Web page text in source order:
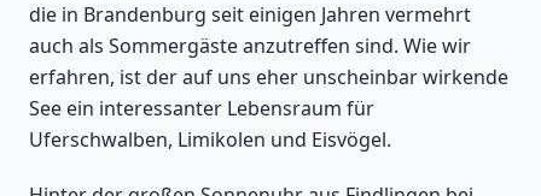
die in Brandenburg seit einigen Jahren vermehrt
auch als Sommergäste anzutreffen sind. Wie wir
erfahren, ist der auf uns eher unscheinbar wirkende
See ein interessanter Lebensraum für
Uferschwalben, Limikolen und Eisvögel.